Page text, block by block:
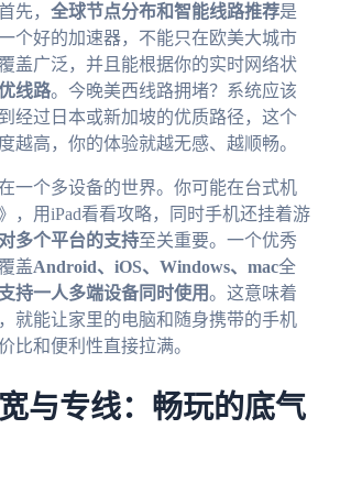
先， 全球节点分布和智能线路推荐是
个好的加速器，不能只在欧美大城市
盖广泛，并且能根据你的实时网络状
线路。今晚美西线路拥堵？系统应该
经过日本或新加坡的优质路径，这个
越高，你的体验就越无感、越顺畅。
一个多设备的世界。你可能在台式机
，用iPad看看攻略，同时手机还挂着游
对多个平台的支持至关重要。一个优秀
盖Android、iOS、Windows、mac全
持一人多端设备同时使用。这意味着
就能让家里的电脑和随身携带的手机
比和便利性直接拉满。
与专线：畅玩的底气